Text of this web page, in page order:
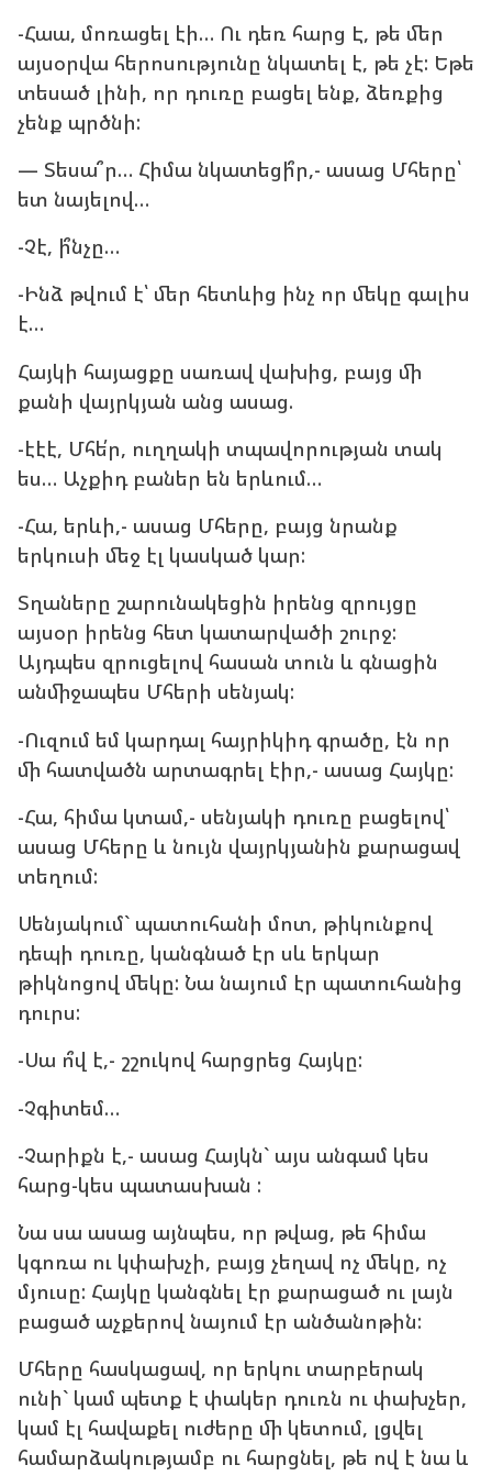
-Հաա, մոռացել էի… Ու դեռ հարց Է, թե մեր
այսօրվա հերոսությունը նկատել է, թե չէ: Եթե
տեսած լինի, որ դուռը բացել ենք, ձեռքից
չենք պրծնի:
— Տեսա՞ր… Հիմա նկատեցի՞ր,- ասաց Մհերը՝
ետ նայելով…
-Չէ, ի՞նչը…
-Ինձ թվում է՝ մեր հետևից ինչ որ մեկը գալիս
է…
Հայկի հայացքը սառավ վախից, բայց մի
քանի վայրկյան անց ասաց.
-էէէ, Մհե՛ր, ուղղակի տպավորության տակ
ես… Աչքիդ բաներ են երևում…
-Հա, երևի,- ասաց Մհերը, բայց նրանք
երկուսի մեջ էլ կասկած կար:
Տղաները շարունակեցին իրենց զրույցը
այսօր իրենց հետ կատարվածի շուրջ:
Այդպես զրուցելով հասան տուն և գնացին
անմիջապես Մհերի սենյակ:
-Ուզում եմ կարդալ հայրիկիդ գրածը, էն որ
մի հատվածն արտագրել էիր,- ասաց Հայկը:
-Հա, հիմա կտամ,- սենյակի դուռը բացելով՝
ասաց Մհերը և նույն վայրկյանին քարացավ
տեղում:
Սենյակում` պատուհանի մոտ, թիկունքով
դեպի դուռը, կանգնած էր սև երկար
թիկնոցով մեկը: Նա նայում էր պատուհանից
դուրս:
-Սա ո՞վ է,- շշուկով հարցրեց Հայկը:
-Չգիտեմ…
-Չարիքն է,- ասաց Հայկն` այս անգամ կես
հարց-կես պատասխան :
Նա սա ասաց այնպես, որ թվաց, թե հիմա
կգոռա ու կփախչի, բայց չեղավ ոչ մեկը, ոչ
մյուսը: Հայկը կանգնել էր քարացած ու լայն
բացած աչքերով նայում էր անծանոթին:
Մհերը հասկացավ, որ երկու տարբերակ
ունի` կամ պետք է փակեր դուռն ու փախչեր,
կամ էլ հավաքել ուժերը մի կետում, լցվել
համարձակությամբ ու հարցնել, թե ով է նա և